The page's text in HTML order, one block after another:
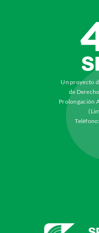
Un proyecto
de
Prolongación